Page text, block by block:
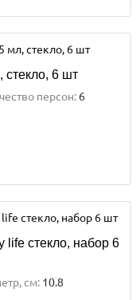
стекло, 6 шт
персон: 6
life стекло, набор 6
см: 10.8